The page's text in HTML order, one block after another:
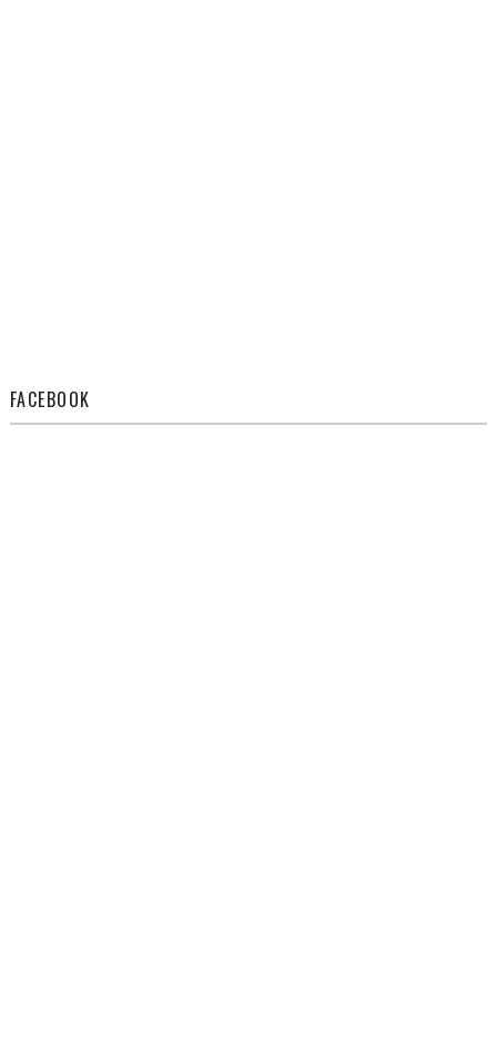
FACEBOOK